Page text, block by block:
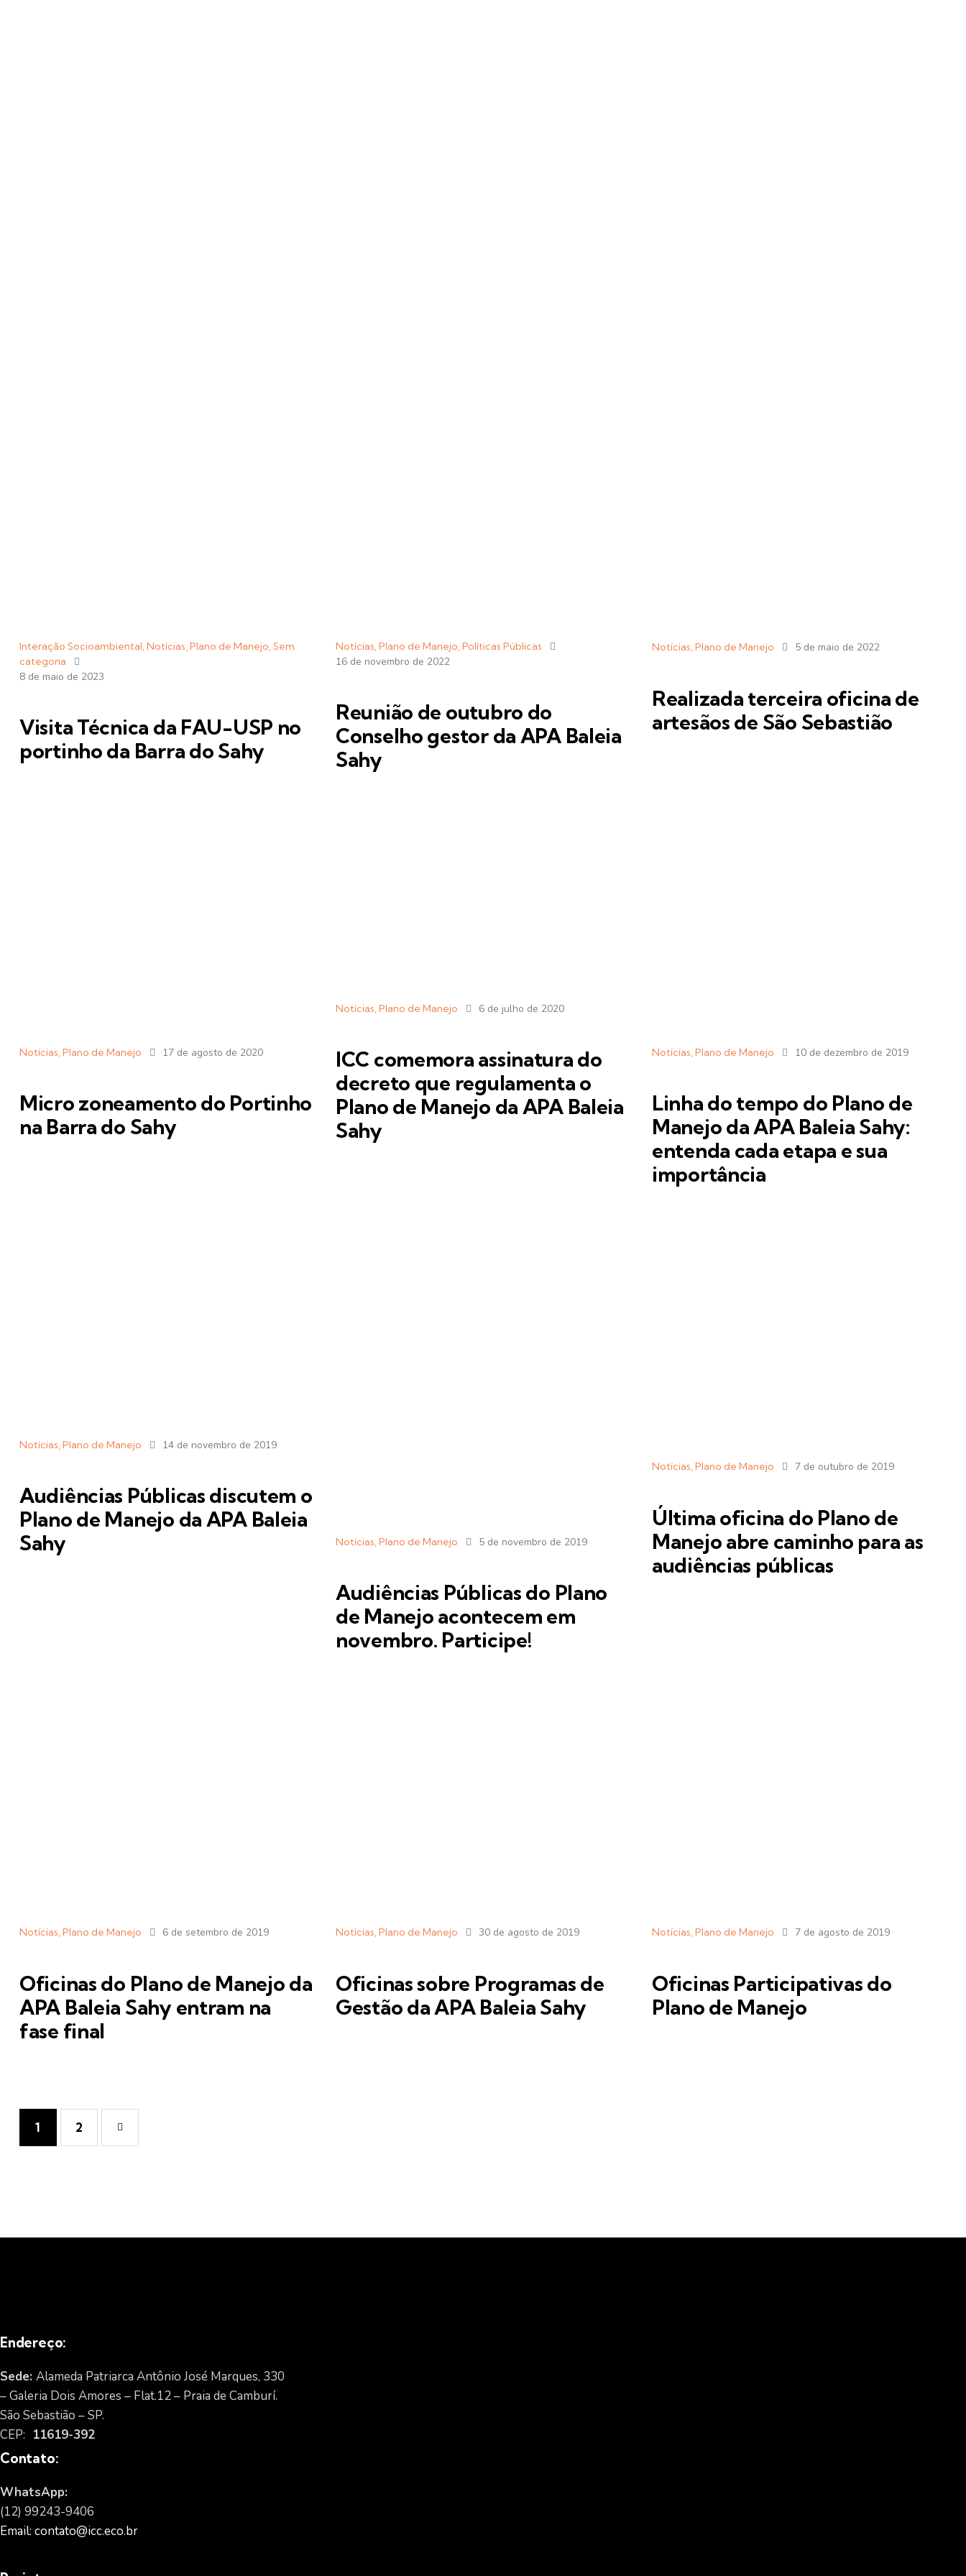
Interação Socioambiental,Notícias,Plano de Manejo,Sem
categoria
8 de maio de 2023
Visita Técnica da FAU-USP no
portinho da Barra do Sahy
Notícias,Plano de Manejo,Políticas Públicas
16 de novembro de 2022
Reunião de outubro do
Conselho gestor da APA Baleia
Sahy
Notícias,Plano de Manejo 5 de maio de 2022
Realizada terceira oficina de
artesãos de São Sebastião
Notícias Plano de Manejo 17 de agosto de 2020
Micro zoneamento do Portinho
na Barra do Sahy
Notícias,Plano de Manejo 6 de julho de 2020
ICC comemora assinatura do
decreto que regulamenta o
Plano de Manejo da APA Baleia
Sahy
Notícias Plano de Manejo 10 de dezembro de 2019
Linha do tempo do Plano de
Manejo da APA Baleia Sahy:
entenda cada etapa e sua
importância
Notícias,Plano de Manejo 14 de novembro de 2019
Audiências Públicas discutem o
Plano de Manejo da APA Baleia
Sahy
Notícias Plano de Manejo 5 de novembro de 2019
Audiências Públicas do Plano
de Manejo acontecem em
novembro. Participe!
Notícias,Plano de Manejo 7 de outubro de 2019
Última oficina do Plano de
Manejo abre caminho para as
audiências públicas
Notícias,Plano de Manejo 6 de setembro de 2019
Oficinas do Plano de Manejo da
APA Baleia Sahy entram na
fase final
Notícias,Plano de Manejo 30 de agosto de 2019
Oficinas sobre Programas de
Gestão da APA Baleia Sahy
Notícias,Plano de Manejo 7 de agosto de 2019
Oficinas Participativas do
Plano de Manejo
Paginação
Page
1 Page
2
Endereço:
Sede: Alameda Patriarca Antônio José Marques, 330
– Galeria Dois Amores – Flat.12 – Praia de Camburí.
São Sebastião – SP.
CEP: 11619-392
Contato:
WhatsApp:
(12) 99243-9406
Email: contato@icc.eco.br